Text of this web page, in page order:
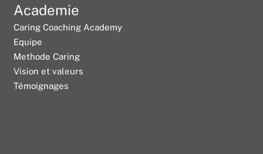
Academie
Caring Coaching Academy
Equipe
Methode Caring
Vision et valeurs
Témoignages